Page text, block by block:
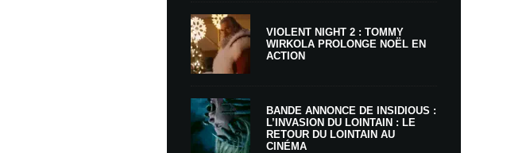
VIOLENT NIGHT 2 : TOMMY
WIRKOLA PROLONGE NOËL EN
ACTION
BANDE ANNONCE DE INSIDIOUS :
L’INVASION DU LOINTAIN : LE
RETOUR DU LOINTAIN AU
CINÉMA